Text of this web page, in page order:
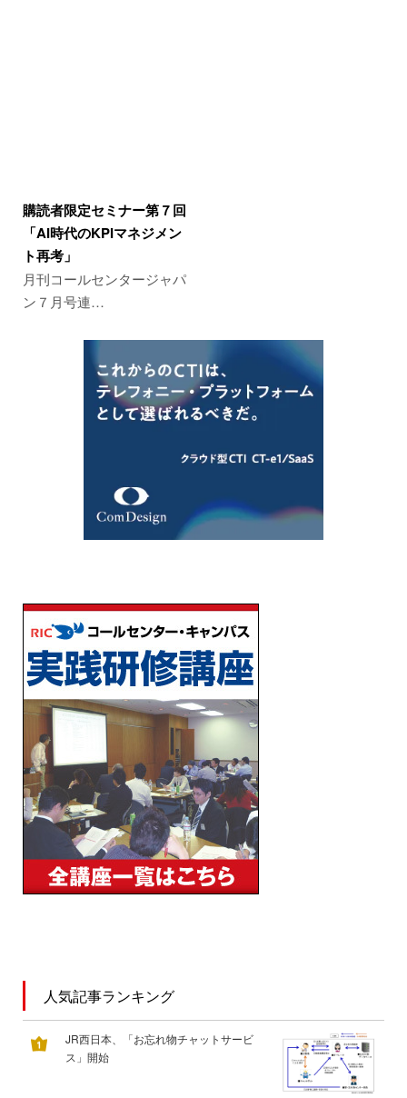
購読者限定セミナー第７回
「AI時代のKPIマネジメン
ト再考」
月刊コールセンタージャパ
ン７月号連…
人気記事ランキング
JR西日本、「お忘れ物チャットサービ
ス」開始